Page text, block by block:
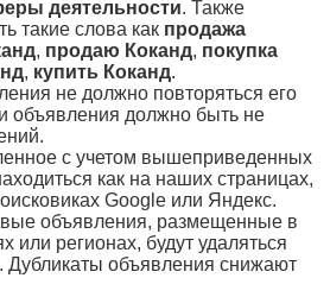
деятельности. Также
такие слова как продажа
, продаю Коканд, покупка
, купить Коканд.
не должно повторяться его
объявления должно быть не
с учетом вышеприведенных
как на наших страницах,
Google или Яндекс.
объявления, размещенные в
или регионах, будут удаляться
Дубликаты объявления снижают